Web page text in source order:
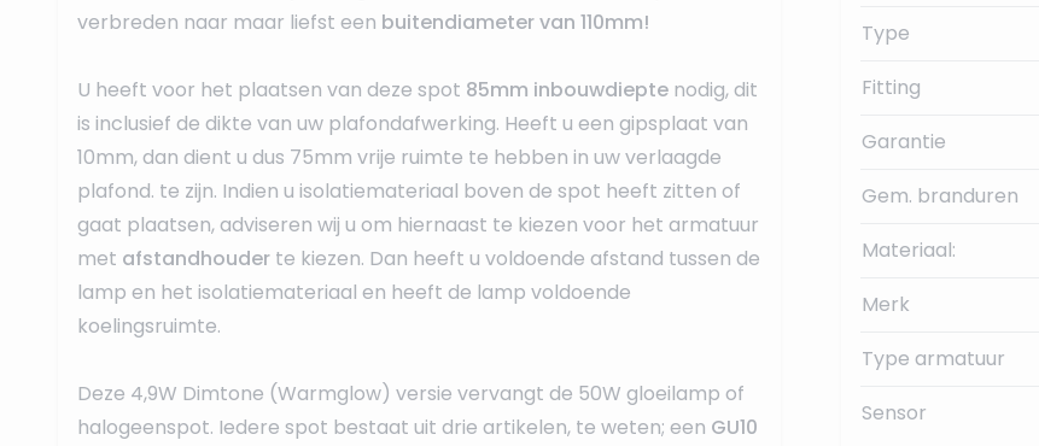
verbreden naar maar liefst een buitendiameter van 110mm!
U heeft voor het plaatsen van deze spot 85mm inbouwdiepte nodig, dit
is inclusief de dikte van uw plafondafwerking. Heeft u een gipsplaat van
10mm, dan dient u dus 75mm vrije ruimte te hebben in uw verlaagde
plafond. te zijn. Indien u isolatiemateriaal boven de spot heeft zitten of
gaat plaatsen, adviseren wij u om hiernaast te kiezen voor het armatuur
met afstandhouder te kiezen. Dan heeft u voldoende afstand tussen de
lamp en het isolatiemateriaal en heeft de lamp voldoende
koelingsruimte.
Deze 4,9W Dimtone (Warmglow) versie vervangt de 50W gloeilamp of
halogeenspot. Iedere spot bestaat uit drie artikelen, te weten; een GU10
Type
Fitting
Garantie
Gem. branduren
Materiaal:
Merk
Type armatuur
Sensor